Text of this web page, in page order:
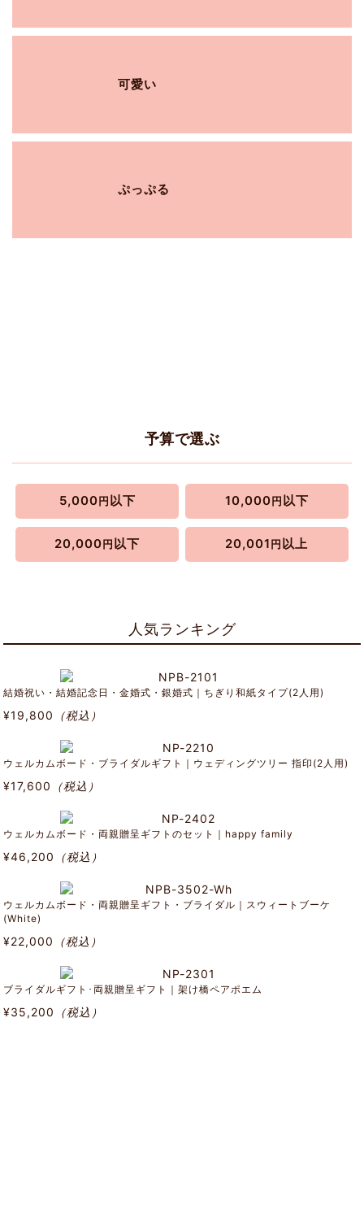
可愛い
ぷっぷる
予算で選ぶ
5,000 円 以下 10,000 円 以下
20,000 円 以下 20,001 円 以上
人気ランキング
結婚祝い・結婚記念日・金婚式・銀婚式｜ちぎり和紙タイプ(2人用)
¥19,800 （税込）
ウェルカムボード・ブライダルギフト｜ウェディングツリー 指印(2人用)
¥17,600 （税込）
ウェルカムボード・両親贈呈ギフトのセット｜happy family
¥46,200 （税込）
ウェルカムボード・両親贈呈ギフト・ブライダル｜スウィートブーケ
(White)
¥22,000 （税込）
ブライダルギフト･両親贈呈ギフト｜架け橋ペアポエム
¥35,200 （税込）